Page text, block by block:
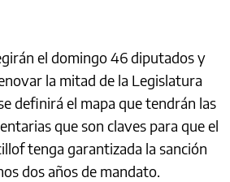
el domingo 46 diputados y
la mitad de la Legislatura
definirá el mapa que tendrán las
que son claves para que el
tenga garantizada la sanción
dos años de mandato.